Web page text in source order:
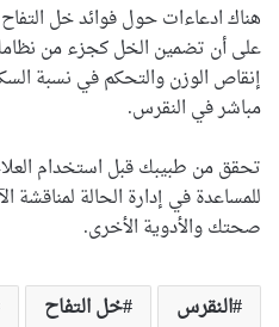
هناك ادعاءات حول فوائد خل
على أن تضمين الخل كجزء من
إنقاص الوزن والتحكم في نسبة
مباشر في النقرس.
تحقق من طبيبك قبل استخدام
للمساعدة في إدارة الحالة لمناقشة
صحتك والأدوية الأخرى.
النقرس خل التفاح